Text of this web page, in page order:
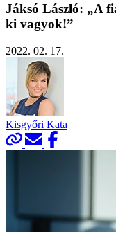
Jáksó László: „A
ki vagyok!”
2022. 02. 17.
Kisgyőri Kata